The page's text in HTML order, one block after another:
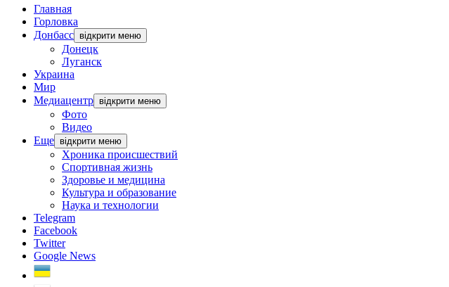
Главная
Горловка
Донбасс відкрити меню
Донецк
Луганск
Украина
Мир
Медиацентр відкрити меню
Фото
Видео
Еще відкрити меню
Хроника происшествий
Спортивная жизнь
Здоровье и медицина
Культура и образование
Наука и технологии
Telegram
Facebook
Twitter
Google News